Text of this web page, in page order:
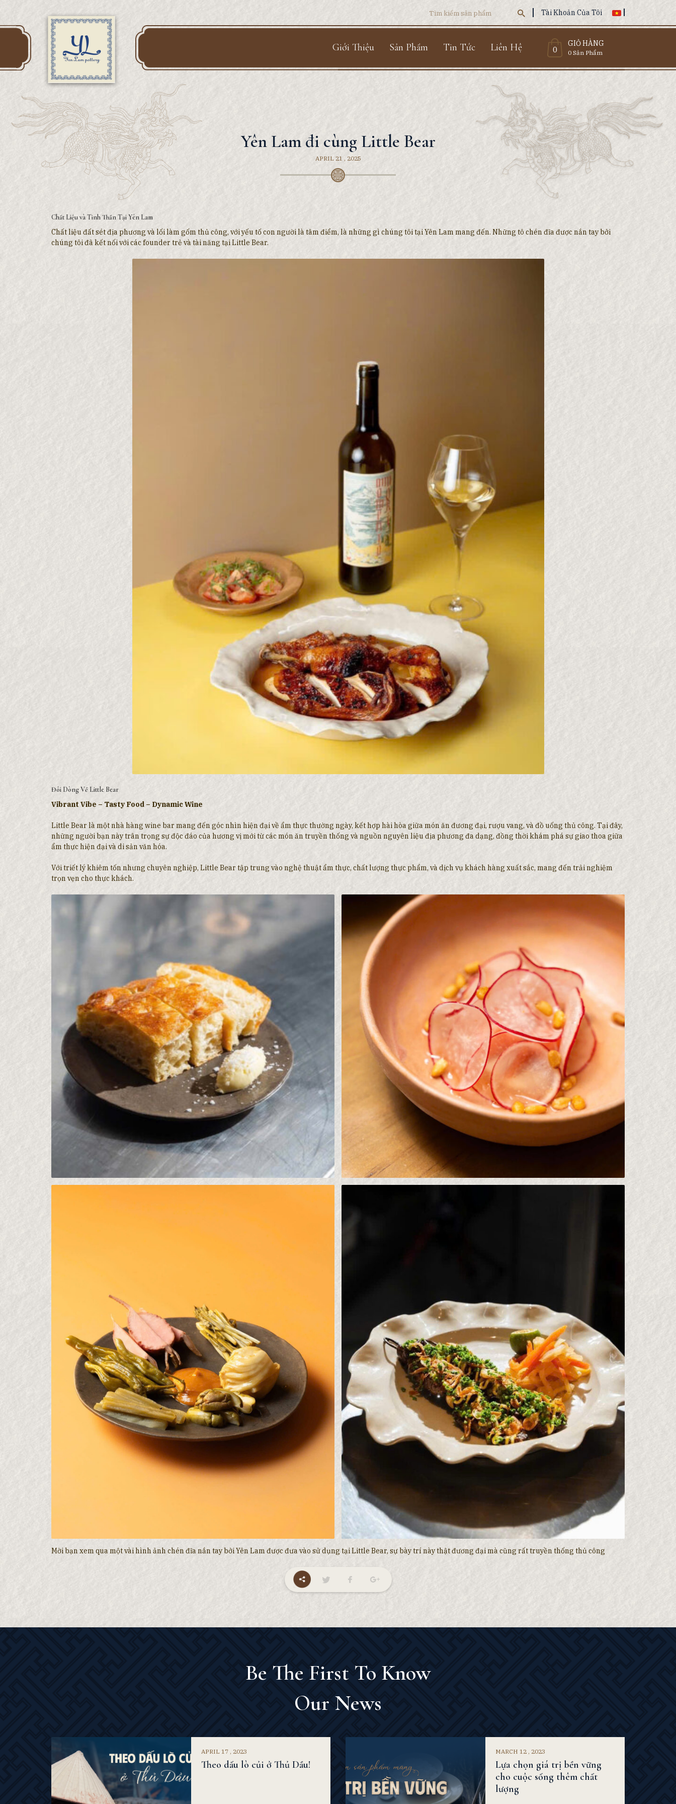
Search Tài Khoản Của Tôi
Giới Thiệu Sản Phẩm Tin Tức Liên Hệ 0
GIỎ HÀNG
0 Sản Phẩm
Yên Lam đi cùng Little Bear
APRIL 21 , 2025
Chất Liệu và Tinh Thần Tại Yên Lam
Chất liệu đất sét địa phương và lối làm gốm thủ công, với yếu tố con người là tâm điểm, là những gì chúng tôi tại Yên Lam mang đến. Những tô chén đĩa được nắn tay bởi
chúng tôi đã kết nối với các founder trẻ và tài năng tại Little Bear.
Đôi Dòng Về Little Bear
Vibrant Vibe – Tasty Food – Dynamic Wine
Little Bear là một nhà hàng wine bar mang đến góc nhìn hiện đại về ẩm thực thường ngày, kết hợp hài hòa giữa món ăn đương đại, rượu vang, và đồ uống thủ công. Tại đây,
những người bạn này trân trọng sự độc đáo của hương vị mới từ các món ăn truyền thống và nguồn nguyên liệu địa phương đa dạng, đồng thời khám phá sự giao thoa giữa
ẩm thực hiện đại và di sản văn hóa.
Với triết lý khiêm tốn nhưng chuyên nghiệp, Little Bear tập trung vào nghệ thuật ẩm thực, chất lượng thực phẩm, và dịch vụ khách hàng xuất sắc, mang đến trải nghiệm
trọn vẹn cho thực khách.
Mời bạn xem qua một vài hình ảnh chén đĩa nắn tay bởi Yên Lam được đưa vào sử dụng tại Little Bear, sự bày trí này thật đương đại mà cũng rất truyền thống thủ công
Be The First To Know
Our News
APRIL 17 , 2023
Theo dấu lò củi ở Thủ Dầu!
MARCH 12 , 2023
Lựa chọn giá trị bền vững
cho cuộc sống thêm chất
lượng